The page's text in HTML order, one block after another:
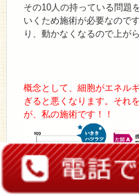
その10人の持っている問題
いくため施術が必要なので
り、動かなくなるので上が
概念として、細胞がエネル
ぎると悪くなります。それ
が、私の施術です！！